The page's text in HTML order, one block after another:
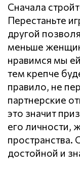
Сначала
Перестаньте
другой
меньше
нравимся мы
тем крепче
правило, не
партнерские
это значит
его личности,
пространства.
достойной и